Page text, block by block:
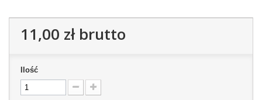
11,00 złbrutto
Ilość